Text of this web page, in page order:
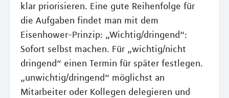
klar priorisieren. Eine gute Reihenfolge für
die Aufgaben findet man mit dem
Eisenhower-Prinzip: „Wichtig/dringend“:
Sofort selbst machen. Für „wichtig/nicht
dringend“ einen Termin für später festlegen.
„unwichtig/dringend“ möglichst an
Mitarbeiter oder Kollegen delegieren und